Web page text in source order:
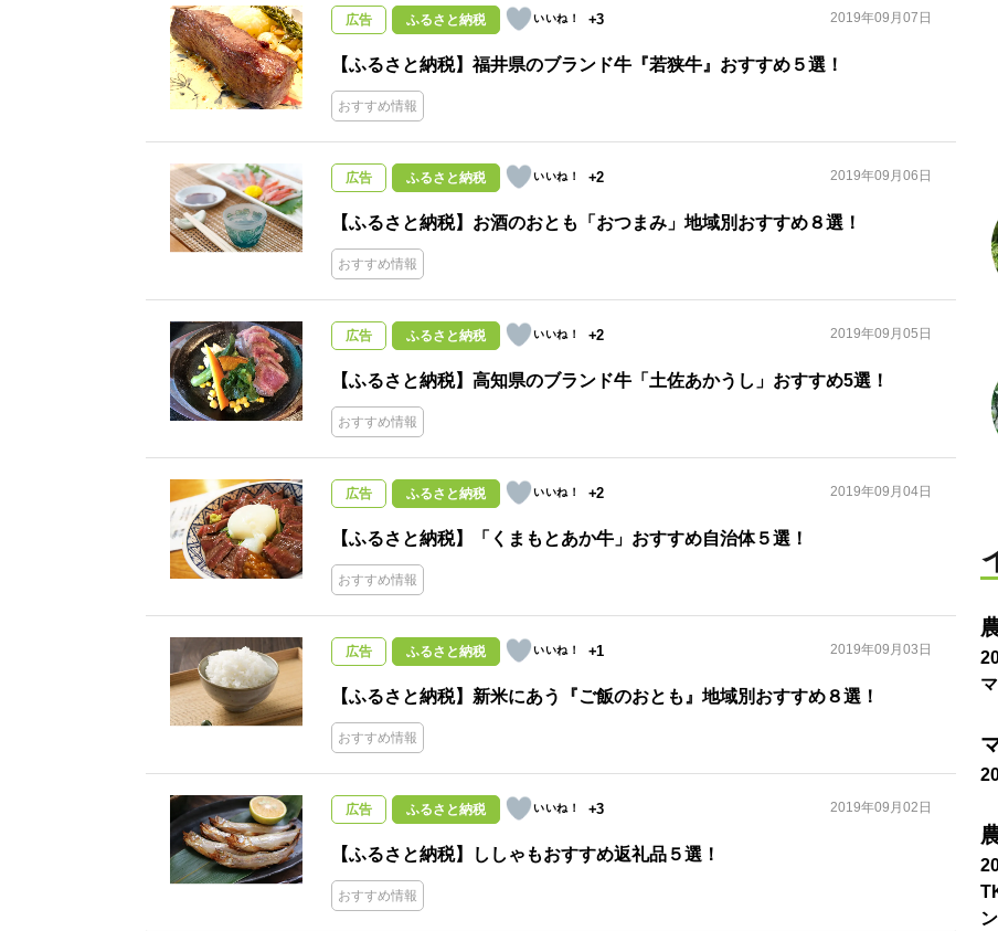
広告 ふるさと納税 +3 2019年09月07日
【ふるさと納税】福井県のブランド牛『若狭牛』おすすめ５選！
おすすめ情報
広告 ふるさと納税 +2 2019年09月06日
【ふるさと納税】お酒のおとも「おつまみ」地域別おすすめ８選！
おすすめ情報
広告 ふるさと納税 +2 2019年09月05日
【ふるさと納税】高知県のブランド牛「土佐あかうし」おすすめ5選！
おすすめ情報
広告 ふるさと納税 +2 2019年09月04日
【ふるさと納税】「くまもとあか牛」おすすめ自治体５選！
おすすめ情報
広告 ふるさと納税 +1 2019年09月03日
【ふるさと納税】新米にあう『ご飯のおとも』地域別おすすめ８選！
おすすめ情報
広告 ふるさと納税 +3 2019年09月02日
【ふるさと納税】ししゃもおすすめ返礼品５選！
おすすめ情報